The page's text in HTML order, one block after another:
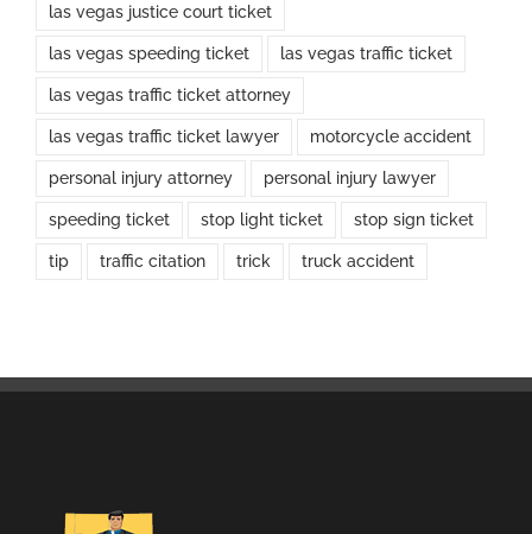
las vegas justice court ticket
las vegas speeding ticket las vegas traffic ticket
las vegas traffic ticket attorney
las vegas traffic ticket lawyer motorcycle accident
personal injury attorney personal injury lawyer
speeding ticket stop light ticket stop sign ticket
tip traffic citation trick truck accident